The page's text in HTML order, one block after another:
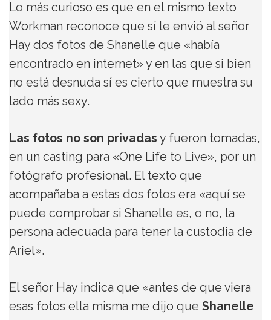
Lo más curioso es que en el mismo texto
Workman reconoce que sí le envió al señor
Hay dos fotos de Shanelle que «había
encontrado en internet» y en las que si bien
no está desnuda sí es cierto que muestra su
lado más sexy.
Las fotos no son privadas y fueron tomadas,
en un casting para «One Life to Live», por un
fotógrafo profesional. El texto que
acompañaba a estas dos fotos era «aquí se
puede comprobar si Shanelle es, o no, la
persona adecuada para tener la custodia de
Ariel».
El señor Hay indica que «antes de que viera
esas fotos ella misma me dijo que Shanelle